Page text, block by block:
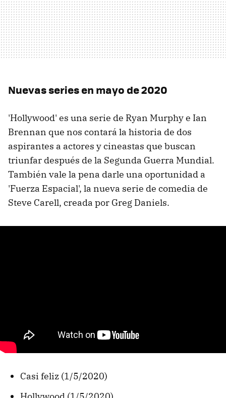
Nuevas series en mayo de 2020
'Hollywood' es una serie de Ryan Murphy e Ian
Brennan que nos contará la historia de dos
aspirantes a actores y cineastas que buscan
triunfar después de la Segunda Guerra Mundial.
También vale la pena darle una oportunidad a
'Fuerza Espacial', la nueva serie de comedia de
Steve Carell, creada por Greg Daniels.
Casi feliz (1/5/2020)